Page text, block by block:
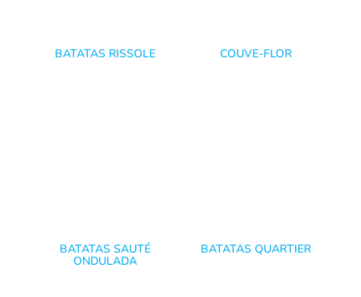
BATATAS RISSOLE COUVE-FLOR
BATATAS SAUTÉ
ONDULADA
BATATAS QUARTIER